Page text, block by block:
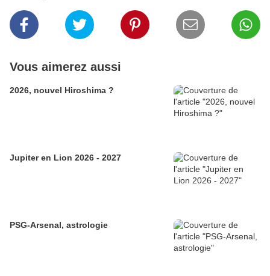
Vous aimerez aussi
2026, nouvel Hiroshima ?
Jupiter en Lion 2026 - 2027
PSG-Arsenal, astrologie